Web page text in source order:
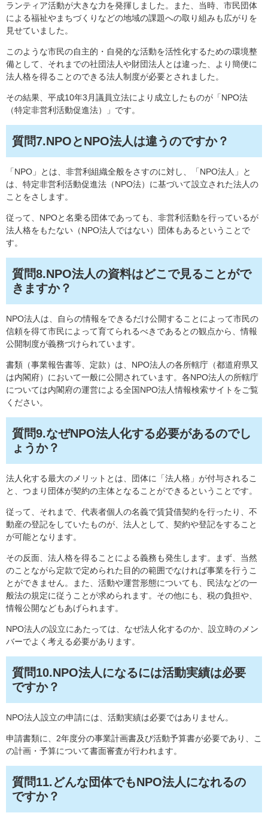
ランティア活動が大きな力を発揮しました。また、当時、市民団体
による福祉やまちづくりなどの地域の課題への取り組みも広がりを
見せていました。
このような市民の自主的・自発的な活動を活性化するための環境整
備として、それまでの社団法人や財団法人とは違った、より簡便に
法人格を得ることのできる法人制度が必要とされました。
その結果、平成10年3月議員立法により成立したものが「NPO法
（特定非営利活動促進法）」です。
質問7.NPOとNPO法人は違うのですか？
「NPO」とは、非営利組織全般をさすのに対し、「NPO法人」と
は、特定非営利活動促進法（NPO法）に基づいて設立された法人の
ことをさします。
従って、NPOと名乗る団体であっても、非営利活動を行っているが
法人格をもたない（NPO法人ではない）団体もあるということで
す。
質問8.NPO法人の資料はどこで見ることがで
きますか？
NPO法人は、自らの情報をできるだけ公開することによって市民の
信頼を得て市民によって育てられるべきであるとの観点から、情報
公開制度が義務づけられています。
書類（事業報告書等、定款）は、NPO法人の各所轄庁（都道府県又
は内閣府）において一般に公開されています。各NPO法人の所轄庁
については内閣府の運営による全国NPO法人情報検索サイトをご覧
ください。
質問9.なぜNPO法人化する必要があるのでし
ょうか？
法人化する最大のメリットとは、団体に「法人格」が付与されるこ
と、つまり団体が契約の主体となることができるということです。
従って、それまで、代表者個人の名義で賃貸借契約を行ったり、不
動産の登記をしていたものが、法人として、契約や登記をすること
が可能となります。
その反面、法人格を得ることによる義務も発生します。まず、当然
のことながら定款で定められた目的の範囲でなければ事業を行うこ
とができません。また、活動や運営形態についても、民法などの一
般法の規定に従うことが求められます。その他にも、税の負担や、
情報公開などもあげられます。
NPO法人の設立にあたっては、なぜ法人化するのか、設立時のメン
バーでよく考える必要があります。
質問10.NPO法人になるには活動実績は必要
ですか？
NPO法人設立の申請には、活動実績は必要ではありません。
申請書類に、2年度分の事業計画書及び活動予算書が必要であり、こ
の計画・予算について書面審査が行われます。
質問11.どんな団体でもNPO法人になれるの
ですか？